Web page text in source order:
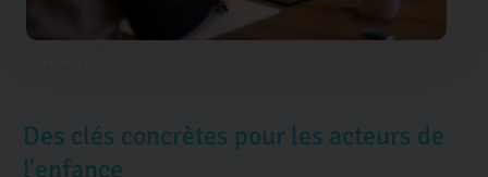
Des clés concrètes pour les acteurs de
l'enfance